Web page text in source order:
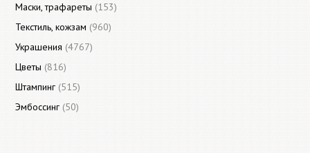
Маски, трафареты (153)
Текстиль, кожзам (960)
Украшения (4767)
Цветы (816)
Штампинг (515)
Эмбоссинг (50)